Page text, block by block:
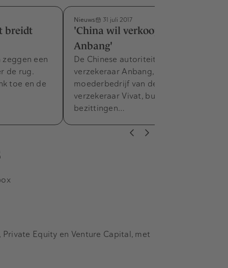
breidt
een
de rug.
toe en de
Nieuws 31 juli 2017
'China wil verkoop bezittingen
Anbang'
De Chinese autoriteiten willen dat
verzekeraar Anbang, het
moederbedrijf van de Nederlandse
verzekeraar Vivat, buitenlandse
bezittingen…
Equity en Venture Capital, met